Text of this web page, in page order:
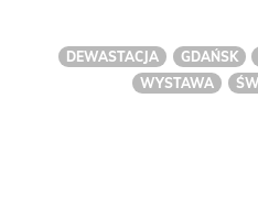
DEWASTACJA GDAŃSK
WYSTAWA